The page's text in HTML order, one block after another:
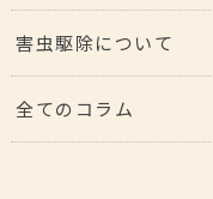
害虫駆除について
全てのコラム